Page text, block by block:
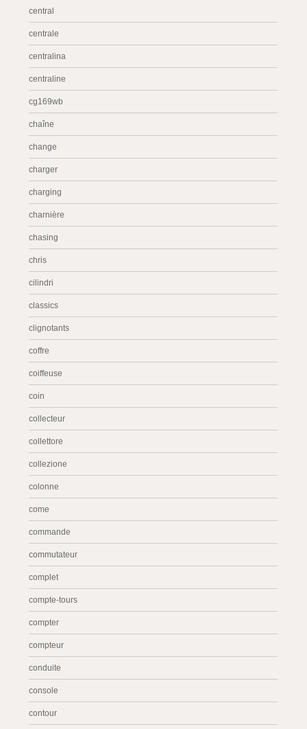
central
centrale
centralina
centraline
cg169wb
chaîne
change
charger
charging
charnière
chasing
chris
cilindri
classics
clignotants
coffre
coiffeuse
coin
collecteur
collettore
collezione
colonne
come
commande
commutateur
complet
compte-tours
compter
compteur
conduite
console
contour